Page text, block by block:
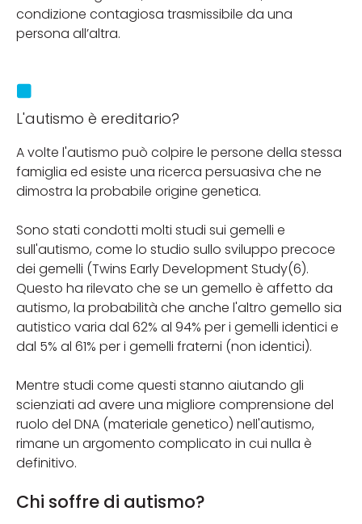
condizione contagiosa trasmissibile da una
persona all’altra.
L'autismo è ereditario?
A volte l'autismo può colpire le persone della stessa
famiglia ed esiste una ricerca persuasiva che ne
dimostra la probabile origine genetica.
Sono stati condotti molti studi sui gemelli e
sull'autismo, come lo studio sullo sviluppo precoce
dei gemelli (Twins Early Development Study(6).
Questo ha rilevato che se un gemello è affetto da
autismo, la probabilità che anche l'altro gemello sia
autistico varia dal 62% al 94% per i gemelli identici e
dal 5% al 61% per i gemelli fraterni (non identici).
Mentre studi come questi stanno aiutando gli
scienziati ad avere una migliore comprensione del
ruolo del DNA (materiale genetico) nell'autismo,
rimane un argomento complicato in cui nulla è
definitivo.
Chi soffre di autismo?